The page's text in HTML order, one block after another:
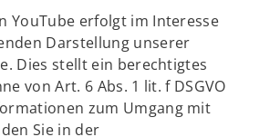
YouTube erfolgt im Interesse
Darstellung unserer
Dies stellt ein berechtigtes
von Art. 6 Abs. 1 lit. f DSGVO
zum Umgang mit
Sie in der